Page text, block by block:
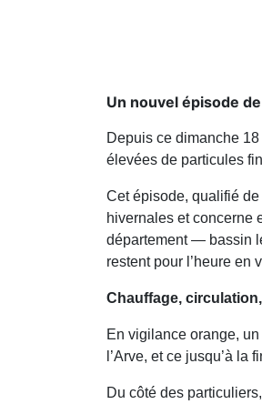
Un nouvel épisode
Depuis ce dimanche
élevées de particules
Cet épisode, qualifié
hivernales et concerne
département — bassin
restent pour l’heure en
Chauffage,
En vigilance orange,
l’Arve, et ce jusqu’à la
Du côté des